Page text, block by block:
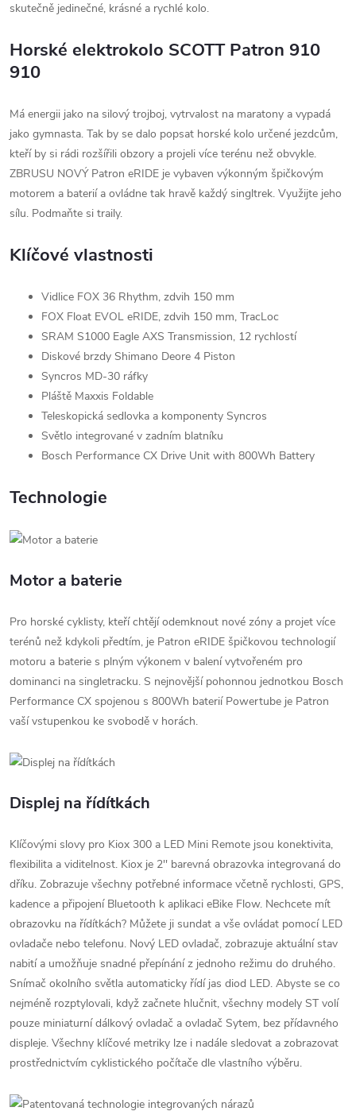
skutečně jedinečné, krásné a rychlé kolo.
Horské elektrokolo SCOTT Patron 910
910
Má energii jako na silový trojboj, vytrvalost na maratony a vypadá
jako gymnasta. Tak by se dalo popsat horské kolo určené jezdcům,
kteří by si rádi rozšířili obzory a projeli více terénu než obvykle.
ZBRUSU NOVÝ Patron eRIDE je vybaven výkonným špičkovým
motorem a baterií a ovládne tak hravě každý singltrek. Využijte jeho
sílu. Podmaňte si traily.
Klíčové vlastnosti
Vidlice FOX 36 Rhythm, zdvih 150 mm
FOX Float EVOL eRIDE, zdvih 150 mm, TracLoc
SRAM S1000 Eagle AXS Transmission, 12 rychlostí
Diskové brzdy Shimano Deore 4 Piston
Syncros MD-30 ráfky
Pláště Maxxis Foldable
Teleskopická sedlovka a komponenty Syncros
Světlo integrované v zadním blatníku
Bosch Performance CX Drive Unit with 800Wh Battery
Technologie
Motor a baterie
Pro horské cyklisty, kteří chtějí odemknout nové zóny a projet více
terénů než kdykoli předtím, je Patron eRIDE špičkovou technologií
motoru a baterie s plným výkonem v balení vytvořeném pro
dominanci na singletracku. S nejnovější pohonnou jednotkou Bosch
Performance CX spojenou s 800Wh baterií Powertube je Patron
vaší vstupenkou ke svobodě v horách.
Displej na řídítkách
Klíčovými slovy pro Kiox 300 a LED Mini Remote jsou konektivita,
flexibilita a viditelnost. Kiox je 2'' barevná obrazovka integrovaná do
dříku. Zobrazuje všechny potřebné informace včetně rychlosti, GPS,
kadence a připojení Bluetooth k aplikaci eBike Flow. Nechcete mít
obrazovku na řídítkách? Můžete ji sundat a vše ovládat pomocí LED
ovladače nebo telefonu. Nový LED ovladač, zobrazuje aktuální stav
nabití a umožňuje snadné přepínání z jednoho režimu do druhého.
Snímač okolního světla automaticky řídí jas diod LED. Abyste se co
nejméně rozptylovali, když začnete hlučnit, všechny modely ST volí
pouze miniaturní dálkový ovladač a ovladač Sytem, bez přídavného
displeje. Všechny klíčové metriky lze i nadále sledovat a zobrazovat
prostřednictvím cyklistického počítače dle vlastního výběru.